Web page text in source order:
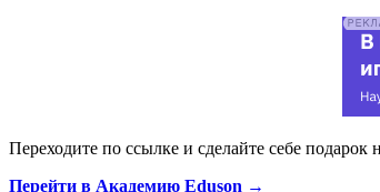
Переходите по ссылке и сделайте себе
Перейти в Академию Eduson →